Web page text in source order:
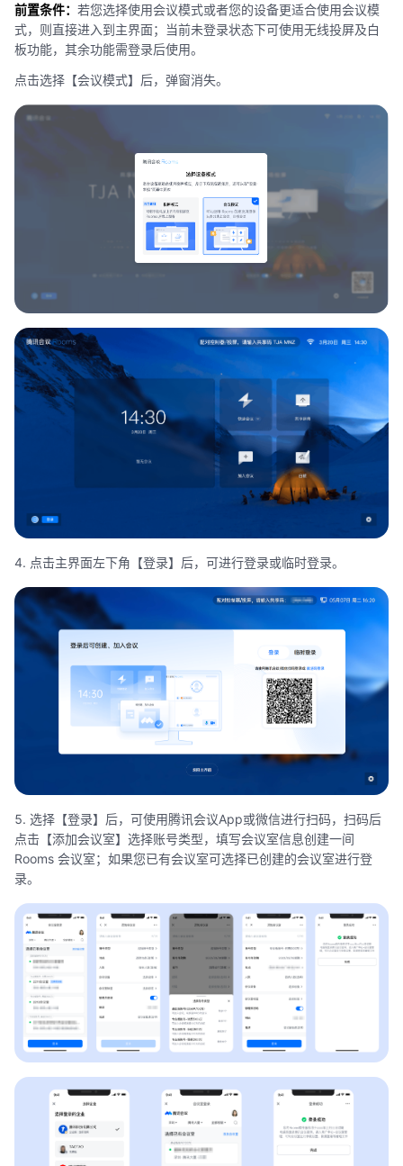
前置条件： 若您选择使用会议模式或者您的设备更适合使用会议模
式，则直接进入到主界面；当前未登录状态下可使用无线投屏及白
板功能，其余功能需登录后使用。
点击选择【会议模式】后，弹窗消失。
4. 点击主界面左下角【登录】后，可进行登录或临时登录。
5. 选择【登录】后，可使用腾讯会议App或微信进行扫码，扫码后
点击【添加会议室】选择账号类型，填写会议室信息创建一间
Rooms 会议室；如果您已有会议室可选择已创建的会议室进行登
录。